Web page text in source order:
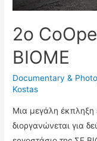
2o
ΒΙΟΜΕ
Documentary &
Kostas
Μια μεγάλη έκπληξη
διοργανώνεται για